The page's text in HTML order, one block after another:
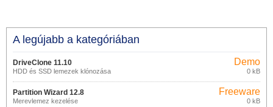
A legújabb a kategóriában
DriveClone 11.10
HDD és SSD lemezek klónozása
Demo
0 kB
Partition Wizard 12.8
Merevlemez kezelése
Freeware
0 kB